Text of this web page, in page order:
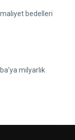
bedelleri
milyarlık